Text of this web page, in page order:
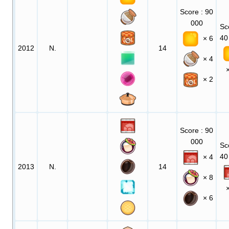
2012 N. 14
Score : 90
000
× 6
× 4
× 2
2013 N. 14
Score : 90
000
× 4
× 8
× 6